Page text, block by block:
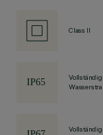
Class II
Vollständig